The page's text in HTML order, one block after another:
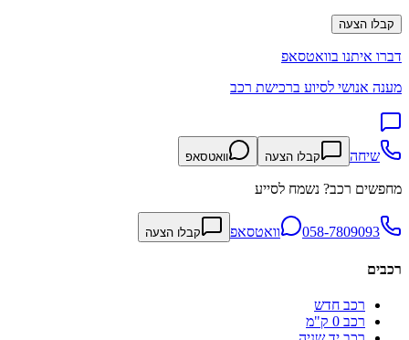
קבלו הצעה
דברו איתנו בוואטסאפ
מענה אנושי לסיוע ברכישת רכב
שיחה קבלו הצעה וואטסאפ
מחפשים רכב? נשמח לסייע
058-7809093 וואטסאפ קבלו הצעה
רכבים
רכב חדש
רכב 0 ק"מ